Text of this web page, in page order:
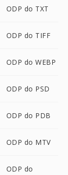
ODP do TXT
ODP do TIFF
ODP do WEBP
ODP do PSD
ODP do PDB
ODP do MTV
ODP do